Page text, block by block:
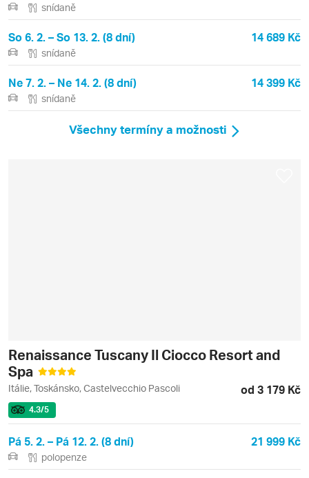
snídaně
So 6. 2. – So 13. 2. (8 dní) 14 689 Kč
snídaně
Ne 7. 2. – Ne 14. 2. (8 dní) 14 399 Kč
snídaně
Všechny termíny a možnosti
Renaissance Tuscany Il Ciocco Resort and
Spa
Itálie, Toskánsko, Castelvecchio Pascoli od 3 179 Kč
4.3/5
Pá 5. 2. – Pá 12. 2. (8 dní) 21 999 Kč
polopenze